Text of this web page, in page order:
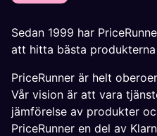
Sedan 1999 har
att hitta bästa
PriceRunner är helt
Vår vision är att vara
jämförelse av produkter
PriceRunner en del av